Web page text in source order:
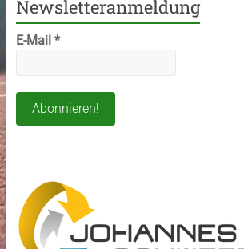
Newsletteranmeldung
E-Mail *